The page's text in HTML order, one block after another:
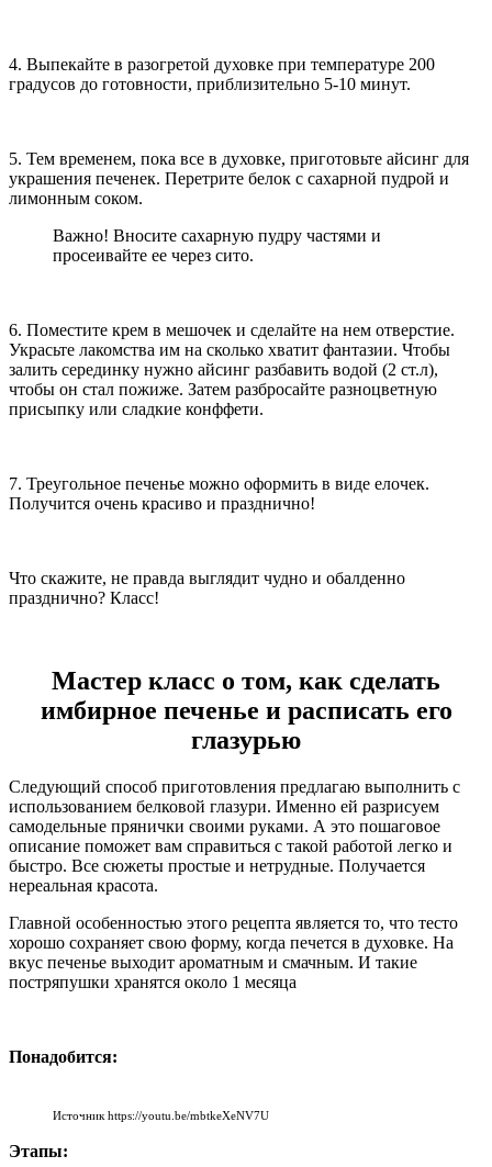
4. Выпекайте в разогретой духовке при температуре 200
градусов до готовности, приблизительно 5-10 минут.
5. Тем временем, пока все в духовке, приготовьте айсинг для
украшения печенек. Перетрите белок с сахарной пудрой и
лимонным соком.
Важно! Вносите сахарную пудру частями и
просеивайте ее через сито.
6. Поместите крем в мешочек и сделайте на нем отверстие.
Украсьте лакомства им на сколько хватит фантазии. Чтобы
залить серединку нужно айсинг разбавить водой (2 ст.л),
чтобы он стал пожиже. Затем разбросайте разноцветную
присыпку или сладкие конффети.
7. Треугольное печенье можно оформить в виде елочек.
Получится очень красиво и празднично!
Что скажите, не правда выглядит чудно и обалденно
празднично? Класс!
Мастер класс о том, как сделать
имбирное печенье и расписать его
глазурью
Следующий способ приготовления предлагаю выполнить с
использованием белковой глазури. Именно ей разрисуем
самодельные прянички своими руками. А это пошаговое
описание поможет вам справиться с такой работой легко и
быстро. Все сюжеты простые и нетрудные. Получается
нереальная красота.
Главной особенностью этого рецепта является то, что тесто
хорошо сохраняет свою форму, когда печется в духовке. На
вкус печенье выходит ароматным и смачным. И такие
постряпушки хранятся около 1 месяца
Понадобится:
Источник https://youtu.be/mbtkeXeNV7U
Этапы: